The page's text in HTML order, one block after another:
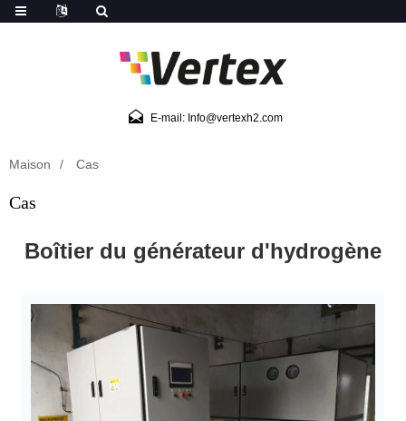
E-mail: Info@vertexh2.com
Maison Cas
Cas
Boîtier du générateur d'hydrogène